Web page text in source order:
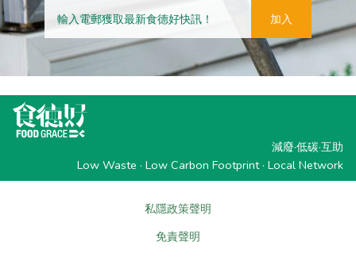
加入
減廢·低碳·互助
Low Waste · Low Carbon Footprint · Local Network
私隱政策聲明
免責聲明